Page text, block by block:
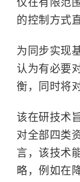
仅在有限范
的控制方式
为同步实现
认为有必要
衡，同时将
该在研技术
对全部四类
言，该技术
略，例如在